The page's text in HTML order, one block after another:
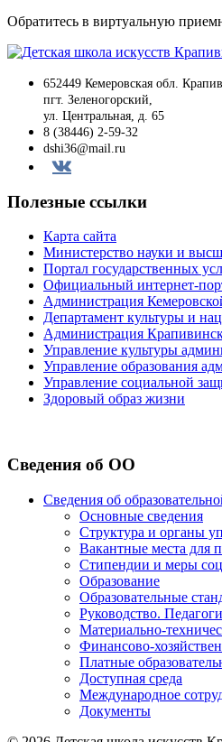
Обратитесь в виртуальную
652449 Кемеровская обл.
пгт. Зеленогорский,
ул. Центральная, д. 65
8 (38446) 2-59-32
dshi36@mail.ru
Полезные ссылки
Карта сайта
Министерство науки и
Портал государственных
Официальный интернет-
Администрация
Департамент культуры и
Администрация
Управление культуры
Управление образования
Управление социальной
Здоровый образ жизни
Сведения об ОО
Сведения об
Основные сведения
Структура и органы
Вакантные места для
Стипендии и меры
Образование
Образовательные
Руководство.
Материально-
Финансово-
Платные
Доступная среда
Международное
Документы